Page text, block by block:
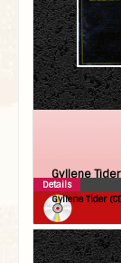
Gyllene Tider
Gyllene Tider
Details